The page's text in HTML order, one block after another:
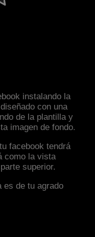
instalando la
con una
de la plantilla y
imagen de fondo.
facebook tendrá
como la vista
superior.
es de tu agrado